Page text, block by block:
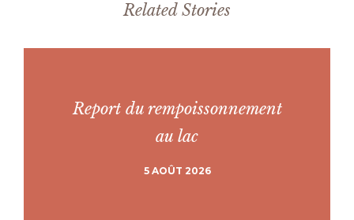
Related Stories
Report du rempoissonnement
au lac
5 AOÛT 2026